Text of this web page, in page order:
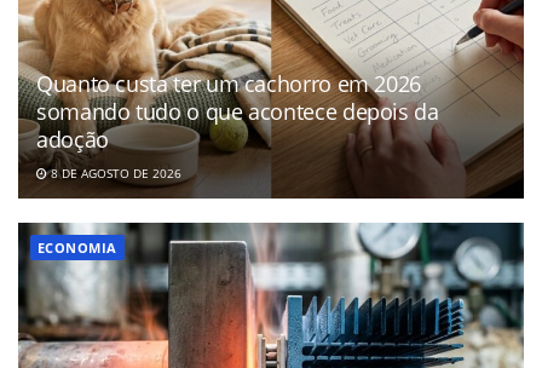
Quanto custa ter um cachorro em 2026
somando tudo o que acontece depois da
adoção
8 DE AGOSTO DE 2026
ECONOMIA